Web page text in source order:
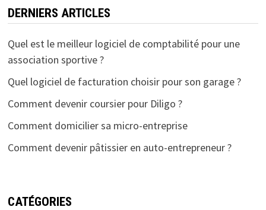
DERNIERS ARTICLES
Quel est le meilleur logiciel de comptabilité pour une
association sportive ?
Quel logiciel de facturation choisir pour son garage ?
Comment devenir coursier pour Diligo ?
Comment domicilier sa micro-entreprise
Comment devenir pâtissier en auto-entrepreneur ?
CATÉGORIES